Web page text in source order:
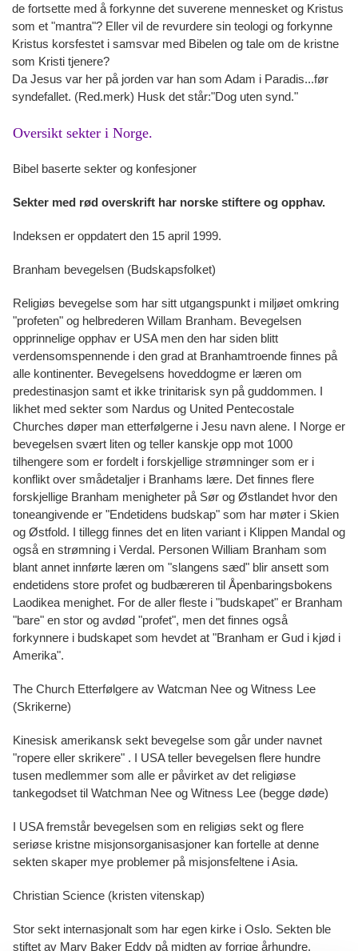
de fortsette med å forkynne det suverene mennesket og Kristus
som et "mantra"? Eller vil de revurdere sin teologi og forkynne
Kristus korsfestet i samsvar med Bibelen og tale om de kristne
som Kristi tjenere?
Da Jesus var her på jorden var han som Adam i Paradis...før
syndefallet. (Red.merk) Husk det står:"Dog uten synd."
Oversikt sekter i Norge.
Bibel baserte sekter og konfesjoner
Sekter med rød overskrift har norske stiftere og opphav.
Indeksen er oppdatert den 15 april 1999.
Branham bevegelsen (Budskapsfolket)
Religiøs bevegelse som har sitt utgangspunkt i miljøet omkring
"profeten" og helbrederen Willam Branham. Bevegelsen
opprinnelige opphav er USA men den har siden blitt
verdensomspennende i den grad at Branhamtroende finnes på
alle kontinenter. Bevegelsens hoveddogme er læren om
predestinasjon samt et ikke trinitarisk syn på guddommen. I
likhet med sekter som Nardus og United Pentecostale
Churches døper man etterfølgerne i Jesu navn alene. I Norge er
bevegelsen svært liten og teller kanskje opp mot 1000
tilhengere som er fordelt i forskjellige strømninger som er i
konflikt over smådetaljer i Branhams lære. Det finnes flere
forskjellige Branham menigheter på Sør og Østlandet hvor den
toneangivende er "Endetidens budskap" som har møter i Skien
og Østfold. I tillegg finnes det en liten variant i Klippen Mandal og
også en strømning i Verdal. Personen William Branham som
blant annet innførte læren om "slangens sæd" blir ansett som
endetidens store profet og budbæreren til Åpenbaringsbokens
Laodikea menighet. For de aller fleste i "budskapet" er Branham
"bare" en stor og avdød "profet", men det finnes også
forkynnere i budskapet som hevdet at "Branham er Gud i kjød i
Amerika".
The Church Etterfølgere av Watcman Nee og Witness Lee
(Skrikerne)
Kinesisk amerikansk sekt bevegelse som går under navnet
"ropere eller skrikere" . I USA teller bevegelsen flere hundre
tusen medlemmer som alle er påvirket av det religiøse
tankegodset til Watchman Nee og Witness Lee (begge døde)
I USA fremstår bevegelsen som en religiøs sekt og flere
seriøse kristne misjonsorganisasjoner kan fortelle at denne
sekten skaper mye problemer på misjonsfeltene i Asia.
Christian Science (kristen vitenskap)
Stor sekt internasjonalt som har egen kirke i Oslo. Sekten ble
stiftet av Mary Baker Eddy på midten av forrige århundre.